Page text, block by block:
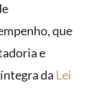
que
e
da Lei